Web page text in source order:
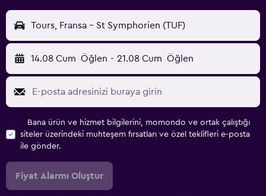
Tours, Fransa - St Symphorien (TUF)
14.08 Cum Öğlen - 21.08 Cum Öğlen
Bana ürün ve hizmet bilgilerini, momondo ve ortak çalıştığı
siteler üzerindeki muhteşem fırsatları ve özel teklifleri e-posta
ile gönder.
Fiyat Alarmı Oluştur